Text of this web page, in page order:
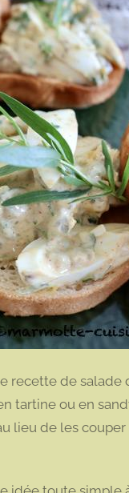
recette de
tartine ou en
de les couper